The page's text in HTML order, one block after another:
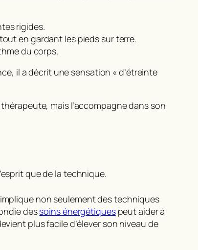
rigides.
en gardant les pieds sur terre.
du corps.
il a décrit une sensation « d’étreinte
mais l’accompagne dans son
que de la technique.
non seulement des techniques
dessoins énergétiquespeut aider à
plus facile d’élever son niveau de